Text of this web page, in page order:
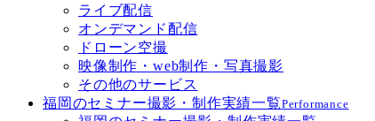
ライブ配信
オンデマンド配信
ドローン空撮
映像制作・web制作・写真撮影
その他のサービス
福岡のセミナー撮影・制作実績一覧Performance